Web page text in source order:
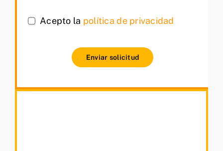
Acepto la política de privacidad
Enviar solicitud